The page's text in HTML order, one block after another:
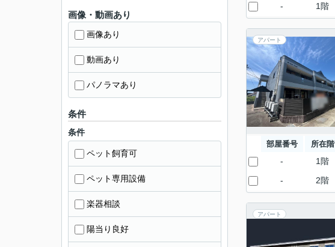
- 1階
アパート
部屋番号 所在階
- 1階
- 2階
アパート
画像・動画あり
画像あり
動画あり
パノラマあり
条件
条件
ペット飼育可
ペット専用設備
楽器相談
陽当り良好